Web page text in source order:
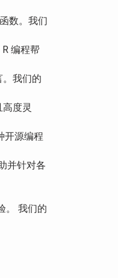
数。我们
编程帮
我们的
度灵
开源编程
并针对各
。 我们的